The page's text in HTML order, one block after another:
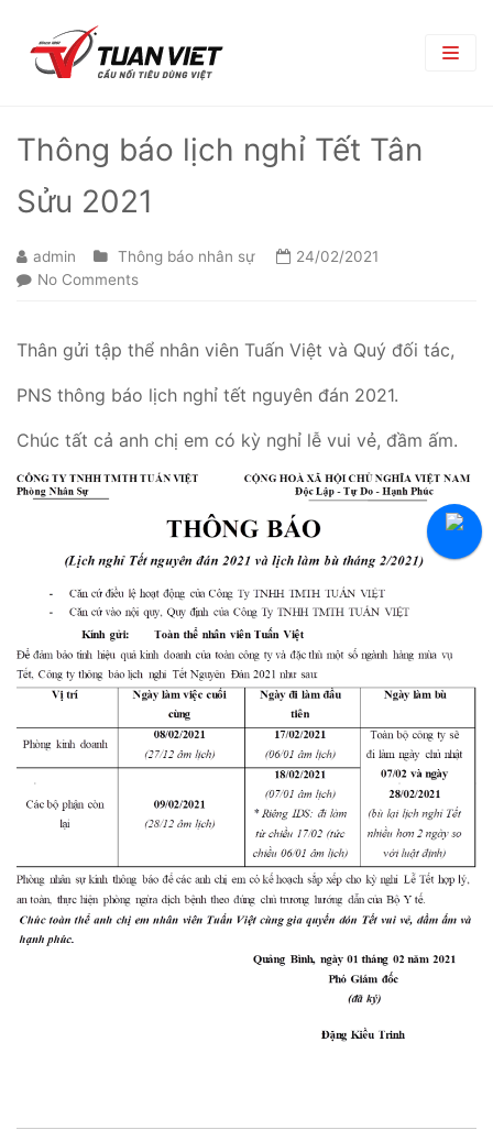
TRANG CHỦ
Chi Nhánh
Đối Tác Nhà Cung Cấp
TIN TỨC
Chính Sách Lao Động
Tuyển Thực Tập Sinh
Hỏi Đáp Tuyển Dụng
Thông báo lịch nghỉ Tết Tân
Sửu 2021
admin Thông báo nhân sự
24/02/2021
No Comments
Thân gửi tập thể nhân viên Tuấn Việt và Quý đối tác,
PNS thông báo lịch nghỉ tết nguyên đán 2021.
Chúc tất cả anh chị em có kỳ nghỉ lễ vui vẻ, đầm ấm.